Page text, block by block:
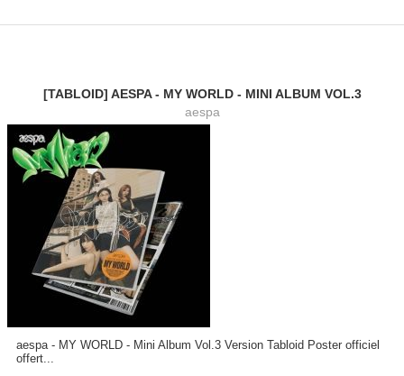
[TABLOID] AESPA - MY WORLD - MINI ALBUM VOL.3
aespa
aespa - MY WORLD - Mini Album Vol.3 Version Tabloid Poster officiel
offert...